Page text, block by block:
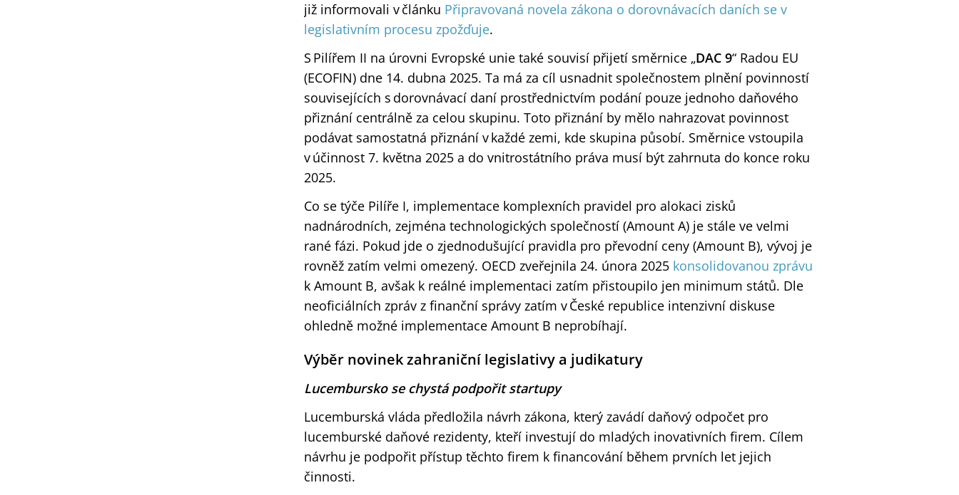
již informovali v článku Připravovaná novela zákona o dorovnávacích daních se v
legislativním procesu zpožďuje.
S Pilířem II na úrovni Evropské unie také souvisí přijetí směrnice „DAC 9“ Radou EU
(ECOFIN) dne 14. dubna 2025. Ta má za cíl usnadnit společnostem plnění povinností
souvisejících s dorovnávací daní prostřednictvím podání pouze jednoho daňového
přiznání centrálně za celou skupinu. Toto přiznání by mělo nahrazovat povinnost
podávat samostatná přiznání v každé zemi, kde skupina působí. Směrnice vstoupila
v účinnost 7. května 2025 a do vnitrostátního práva musí být zahrnuta do konce roku
2025.
Co se týče Pilíře I, implementace komplexních pravidel pro alokaci zisků
nadnárodních, zejména technologických společností (Amount A) je stále ve velmi
rané fázi. Pokud jde o zjednodušující pravidla pro převodní ceny (Amount B), vývoj je
rovněž zatím velmi omezený. OECD zveřejnila 24. února 2025 konsolidovanou zprávu
k Amount B, avšak k reálné implementaci zatím přistoupilo jen minimum států. Dle
neoficiálních zpráv z finanční správy zatím v České republice intenzivní diskuse
ohledně možné implementace Amount B neprobíhají.
Výběr novinek zahraniční legislativy a judikatury
Lucembursko se chystá podpořit startupy
Lucemburská vláda předložila návrh zákona, který zavádí daňový odpočet pro
lucemburské daňové rezidenty, kteří investují do mladých inovativních firem. Cílem
návrhu je podpořit přístup těchto firem k financování během prvních let jejich
činnosti.